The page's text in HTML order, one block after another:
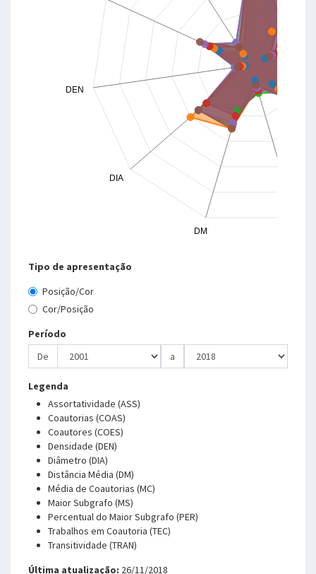
DEN
DIA
DM
Tipo de apresentação
Posição/Cor
Cor/Posição
Período
De
a
Legenda
Assortatividade (ASS)
Coautorias (COAS)
Coautores (COES)
Densidade (DEN)
Diâmetro (DIA)
Distância Média (DM)
Média de Coautorias (MC)
Maior Subgrafo (MS)
Percentual do Maior Subgrafo (PER)
Trabalhos em Coautoria (TEC)
Transitividade (TRAN)
Última atualização: 26/11/2018